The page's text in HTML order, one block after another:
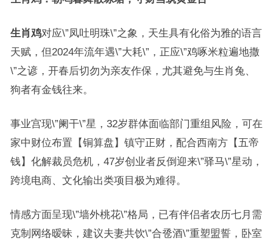
生肖鸡对应\”凤吐明珠\”之象，天生具有化俗为雅的语言
天赋，但2024年流年遇\”大耗\”，正应\”鸡啄米粒遍地撒
\”之谚，开春后切勿为亲友作保，尤其避免与生肖兔、
狗者有金钱往来。
事业宫现\”阑干\”星，32岁群体面临部门重组风险，可在
家中财位布置【铜算盘】镇守正财，配合西南方【五帝
钱】化解裁员危机，47岁创业者反倒迎来\”驿马\”星动，
跨境电商、文化输出类项目极为难得。
情感方面呈现\”墙外桃花\”格局，已有伴侣者农历七月需
克制网络暧昧，建议夫妻共饮\”合卺酒\”重塑盟誓，卧室